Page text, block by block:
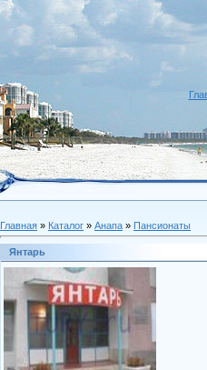
Главная » Каталог » Анапа » Пансионаты
Янтарь